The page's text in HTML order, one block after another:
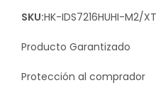
SKU:HK-IDS7216HUHI-M2/XT
Producto Garantizado
Protección al comprador